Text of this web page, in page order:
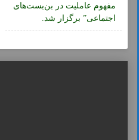
مفهوم عاملیت در بن‌بست‌های
اجتماعی” برگزار شد.